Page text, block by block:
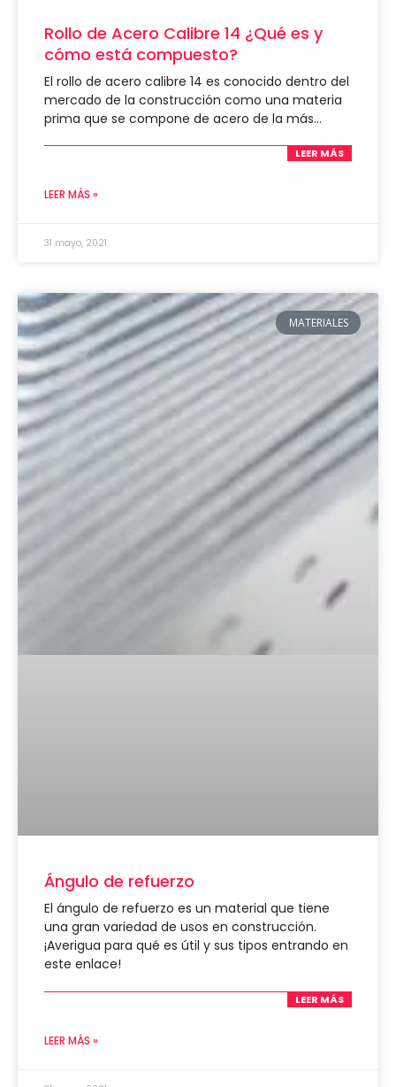
Rollo de Acero Calibre 14 ¿Qué es y
cómo está compuesto?
El rollo de acero calibre 14 es conocido dentro del
mercado de la construcción como una materia
prima que se compone de acero de la más…
LEER MÁS
LEER MÁS »
31 mayo, 2021
MATERIALES
Ángulo de refuerzo
El ángulo de refuerzo es un material que tiene
una gran variedad de usos en construcción.
¡Averigua para qué es útil y sus tipos entrando en
este enlace!
LEER MÁS
LEER MÁS »